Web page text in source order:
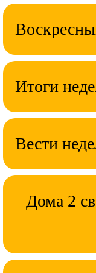
Итоги
Вести
Дома 2